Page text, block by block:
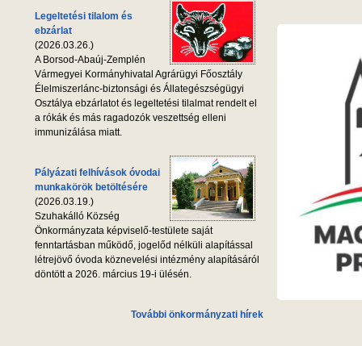
Legeltetési tilalom és
ebzárlat
(2026.03.26.)
A Borsod-Abaúj-Zemplén
Vármegyei Kormányhivatal Agrárügyi Főosztály
Élelmiszerlánc-biztonsági és Állategészségügyi
Osztálya ebzárlatot és legeltetési tilalmat rendelt el
a rókák és más ragadozók veszettség elleni
immunizálása miatt.
Pályázati felhívások óvodai
munkakörök betöltésére
(2026.03.19.)
Szuhakálló Község
Önkormányzata képviselő-testülete saját
fenntartásban működő, jogelőd nélküli alapítással
létrejövő óvoda köznevelési intézmény alapításáról
döntött a 2026. március 19-i ülésén.
További önkormányzati hírek